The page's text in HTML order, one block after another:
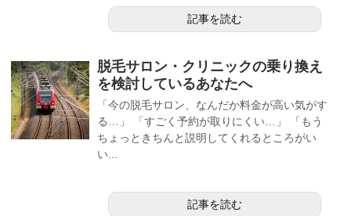
記事を読む
脱毛サロン・クリニックの乗り換え
を検討しているあなたへ
「今の脱毛サロン、なんだか料金が高い気がす
る…」 「すごく予約が取りにくい…」 「もう
ちょっときちんと説明してくれるところがい
い...
記事を読む